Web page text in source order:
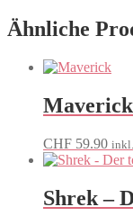
Ähnliche
Maverick
CHF 59.90
Shrek –